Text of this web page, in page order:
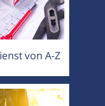
von A-Z